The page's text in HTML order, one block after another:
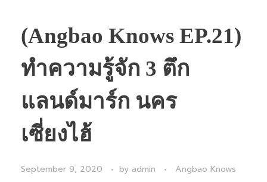
(Angbao Knows EP.21)
ทำความรู้จัก 3 ตึก
แลนด์มาร์ก นคร
เซี่ยงไฮ้
September 9, 2020 by admin Angbao Knows